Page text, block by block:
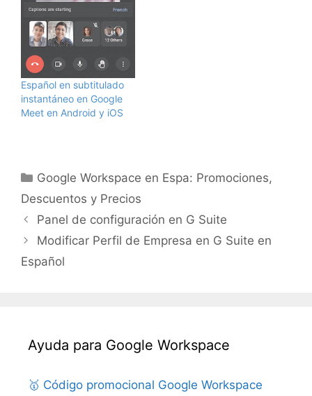
Español en subtitulado
instantáneo en Google
Meet en Android y iOS
Categorías
Google Workspace en Espa: Promociones,
Descuentos y Precios
Panel de configuración en G Suite
Modificar Perfil de Empresa en G Suite en
Español
Ayuda para Google Workspace
🥇 Código promocional Google Workspace